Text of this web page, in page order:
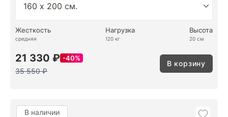
Жесткость
средняя
Нагрузка
120 кг
Высота
20 см
21 330 ₽ 40%
35 550 ₽
В корзину
В наличии